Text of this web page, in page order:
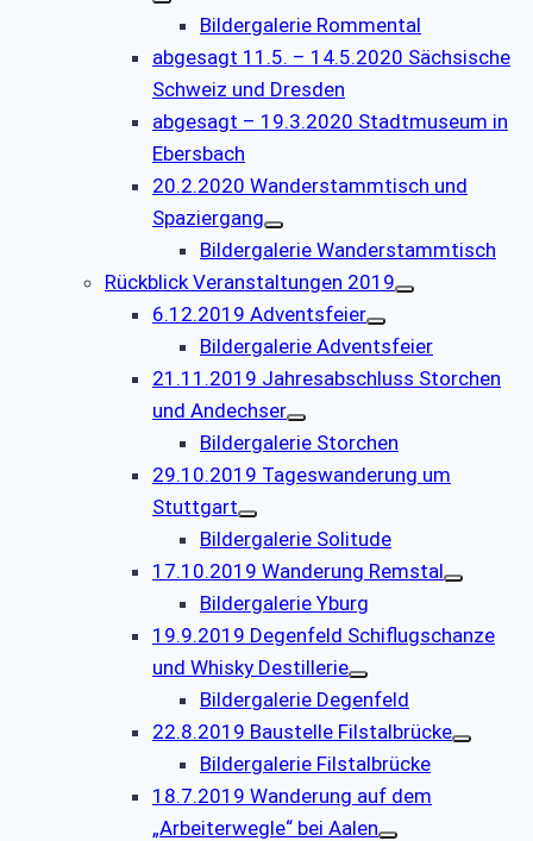
Bildergalerie Rommental
abgesagt 11.5. – 14.5.2020 Sächsische
Schweiz und Dresden
abgesagt – 19.3.2020 Stadtmuseum in
Ebersbach
20.2.2020 Wanderstammtisch und
Spaziergang
Bildergalerie Wanderstammtisch
Rückblick Veranstaltungen 2019
6.12.2019 Adventsfeier
Bildergalerie Adventsfeier
21.11.2019 Jahresabschluss Storchen
und Andechser
Bildergalerie Storchen
29.10.2019 Tageswanderung um
Stuttgart
Bildergalerie Solitude
17.10.2019 Wanderung Remstal
Bildergalerie Yburg
19.9.2019 Degenfeld Schiflugschanze
und Whisky Destillerie
Bildergalerie Degenfeld
22.8.2019 Baustelle Filstalbrücke
Bildergalerie Filstalbrücke
18.7.2019 Wanderung auf dem
„Arbeiterwegle“ bei Aalen